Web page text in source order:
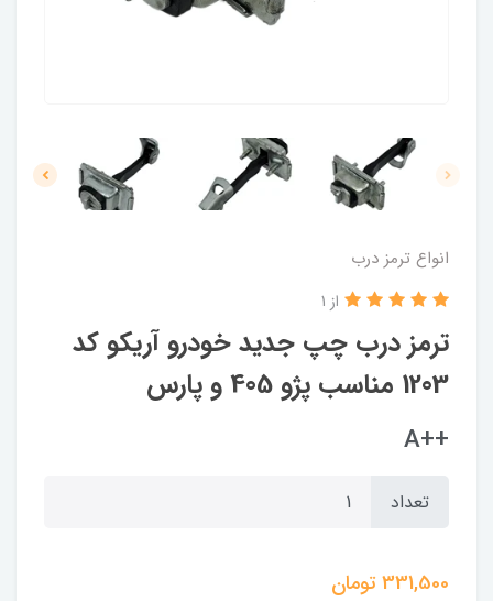
انواع ترمز درب
ترمز درب چپ جدید خودرو آریکو کد
1203 مناسب پژو 405 و پارس
از 1
++A
تعداد
331,500تومان